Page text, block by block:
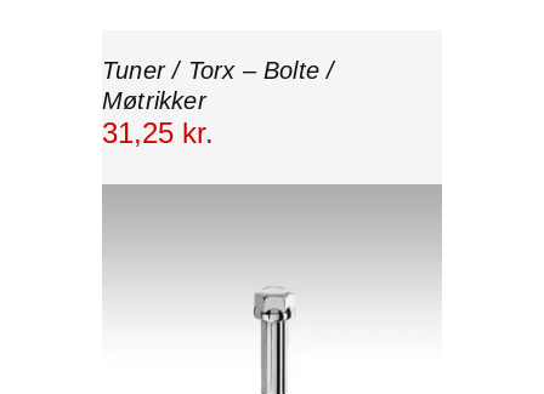
Tuner / Torx – Bolte /
Møtrikker
31,25 kr.